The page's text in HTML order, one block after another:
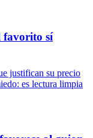
favorito sí
justifican su precio
es lectura limpia